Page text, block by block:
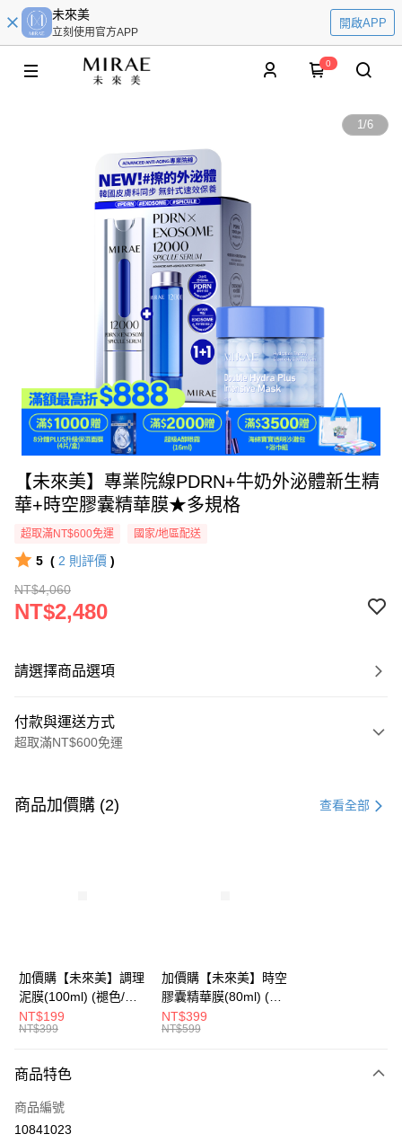
未來美
立刻使用官方APP
開啟APP
0
1/6
【未來美】專業院線PDRN+牛奶外泌體新生精
華+時空膠囊精華膜★多規格
超取滿NT$600免運 國家/地區配送
5 ( 2 則評價 )
NT$4,060
NT$2,480
請選擇商品選項
付款與運送方式
超取滿NT$600免運
信用卡一次付款
悠遊付
AFTEE先享後付
相關說明
便利好安心！
２．便利：只要手機號碼，簡訊認證，即可結帳。
３．安心：先確認商品／服務後，再付款。
運送方式
全家取貨付款
商品加價購 (2) 查看全部
加價購【未來美】調理
泥膜(100ml) (褪色/盒
損/短效良品)
NT$199
NT$399
加價購【未來美】時空
膠囊精華膜(80ml) (褪
色/盒損/短效良品)
NT$399
NT$599
商品特色
商品編號
10841023